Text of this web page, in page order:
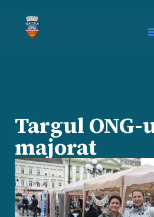
Targul
majorat